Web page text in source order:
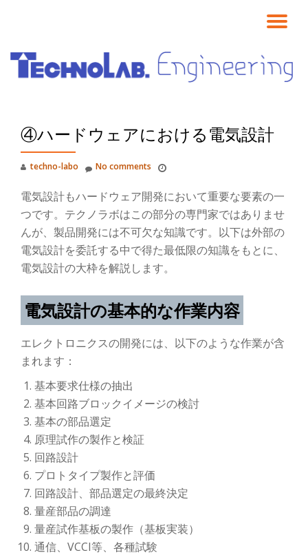
content
④ハードウェアにおける電気設計
techno-labo No comments
電気設計もハードウェア開発において重要な要素の一
つです。テクノラボはこの部分の専門家ではありませ
んが、製品開発には不可欠な知識です。以下は外部の
電気設計を委託する中で得た最低限の知識をもとに、
電気設計の大枠を解説します。
電気設計の基本的な作業内容
エレクトロニクスの開発には、以下のような作業が含
まれます：
基本要求仕様の抽出
基本回路ブロックイメージの検討
基本の部品選定
原理試作の製作と検証
回路設計
プロトタイプ製作と評価
回路設計、部品選定の最終決定
量産部品の調達
量産試作基板の製作（基板実装）
通信、VCCI等、各種試験